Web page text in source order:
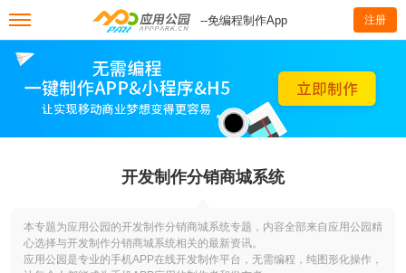
--免编程制作App 注册
开发制作分销商城系统
本专题为应用公园的开发制作分销商城系统专题，内容全部来自应用公园精
心选择与开发制作分销商城系统相关的最新资讯。
应用公园是专业的手机APP在线开发制作平台，无需编程，纯图形化操作，